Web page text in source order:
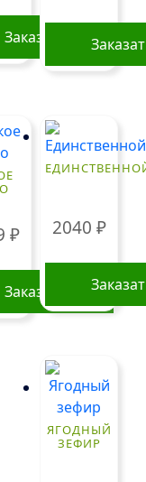
Заказать
₽
Заказать
2040 ₽
ЯГОДНЫЙ
ЗЕФИР